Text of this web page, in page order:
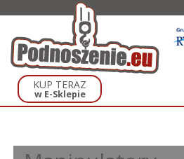
KUP TERAZ
w E-Sklepie